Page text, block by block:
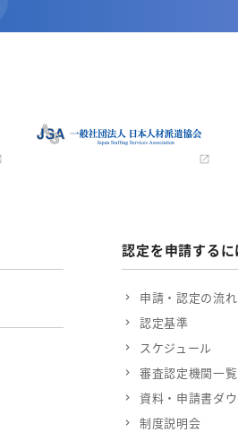
認定を申請するに
申請・認定の流れ
認定基準
スケジュール
審査認定機関一覧
資料・申請書ダ
制度説明会